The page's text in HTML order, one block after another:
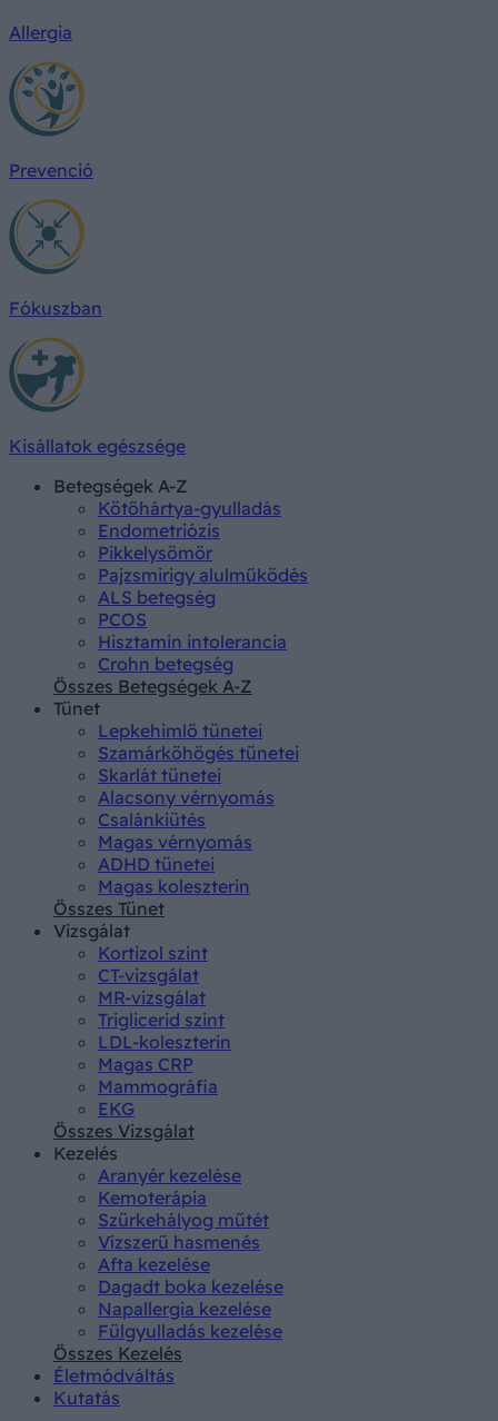
Allergia
Prevenció
Fókuszban
Kisállatok egészsége
Betegségek A-Z
Kötőhártya-gyulladás
Endometriózis
Pikkelysömör
Pajzsmirigy alulműködés
ALS betegség
PCOS
Hisztamin intolerancia
Crohn betegség
Összes Betegségek A-Z
Tünet
Lepkehimlő tünetei
Szamárköhögés tünetei
Skarlát tünetei
Alacsony vérnyomás
Csalánkiütés
Magas vérnyomás
ADHD tünetei
Magas koleszterin
Összes Tünet
Vizsgálat
Kortizol szint
CT-vizsgálat
MR-vizsgálat
Triglicerid szint
LDL-koleszterin
Magas CRP
Mammográfia
EKG
Összes Vizsgálat
Kezelés
Aranyér kezelése
Kemoterápia
Szürkehályog műtét
Vízszerű hasmenés
Afta kezelése
Dagadt boka kezelése
Napallergia kezelése
Fülgyulladás kezelése
Összes Kezelés
Életmódváltás
Kutatás